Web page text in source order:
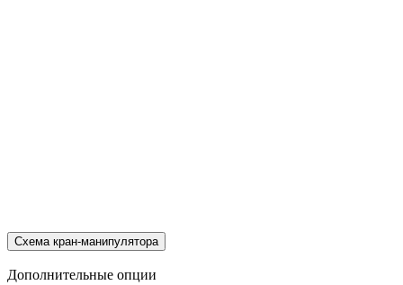
Схема кран-манипулятора
Дополнительные опции